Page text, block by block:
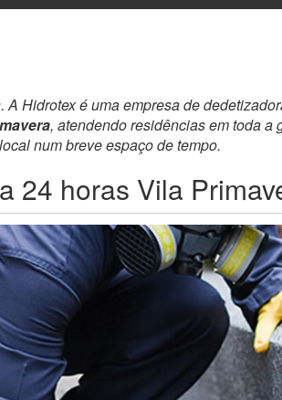
Hidrotex é uma empresa de
, atendendo residências em toda a
num breve espaço de tempo.
24 horas Vila